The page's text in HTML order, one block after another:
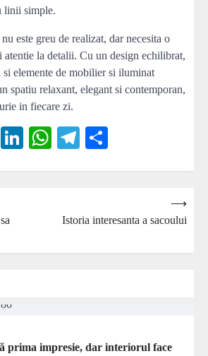
linii simple.
este greu de realizat, dar necesita o
atentie la detalii. Cu un design echilibrat,
si elemente de mobilier si iluminat
spatiu relaxant, elegant si contemporan,
in fiecare zi.
SkypeLinkedIn
WhatsApp
Telegram
Istoria interesanta a sacoului
⟶
prima impresie, dar interiorul face